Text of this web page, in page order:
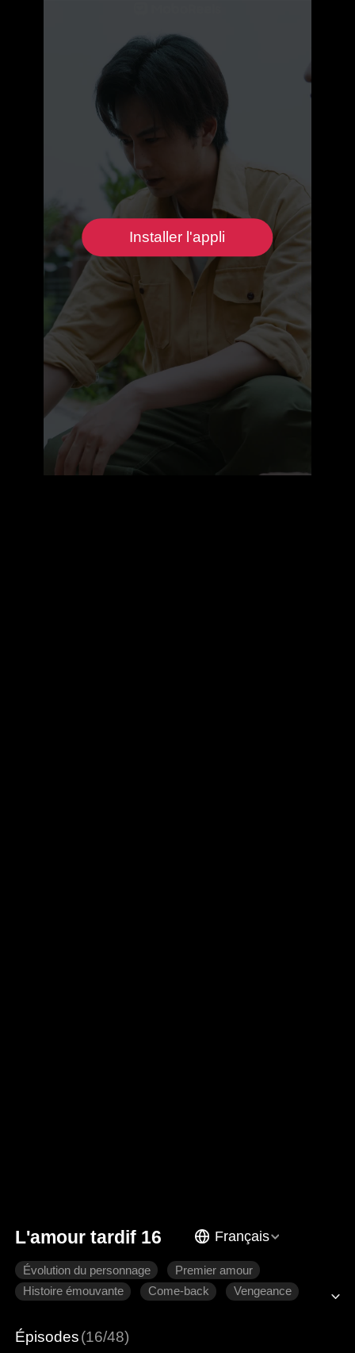
Installer l'appli
L'amour tardif 16 Français
Évolution du personnage
Premier amour
Histoire émouvante
Come-back
Vengeance
Épisodes(16/48)